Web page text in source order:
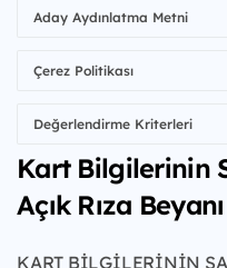
Aday Aydınlatma Metni
Çerez Politikası
Değerlendirme Kriterleri
Kart Bilgilerinin
Açık Rıza Beyanı
KART BİLGİLERİNİN